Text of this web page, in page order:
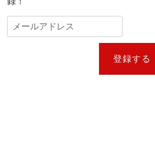
登録する